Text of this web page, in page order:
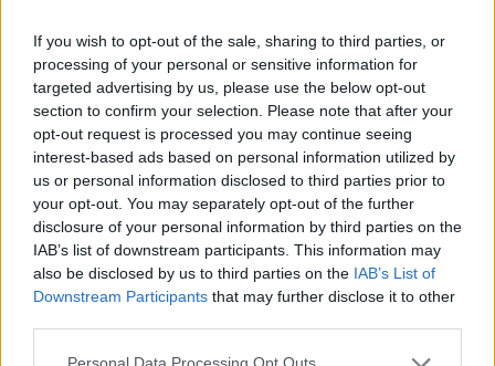
If you wish to opt-out of the sale, sharing to third parties, or
processing of your personal or sensitive information for
targeted advertising by us, please use the below opt-out
section to confirm your selection. Please note that after your
opt-out request is processed you may continue seeing
interest-based ads based on personal information utilized by
us or personal information disclosed to third parties prior to
your opt-out. You may separately opt-out of the further
disclosure of your personal information by third parties on the
IAB’s list of downstream participants. This information may
also be disclosed by us to third parties on the IAB’s List of
Downstream Participants that may further disclose it to other